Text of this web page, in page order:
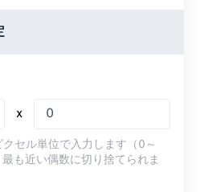
x
セル単位で入力します（0～
も近い偶数に切り捨てられま